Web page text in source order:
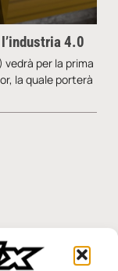
4.0
vedrà per la prima
la quale porterà